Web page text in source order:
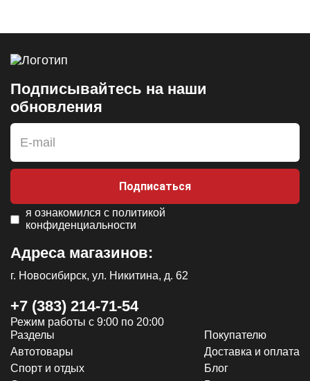
Подписывайтесь на наши
обновления
Подписаться
я ознакомился с политикой
конфиденциальности
+7 (383) 214-71-54
Режим работы с 9:00 по 20:00
Адреса магазинов:
г. Новосибирск, ул. Никитина, д. 62
Разделы
Автотовары
Спорт и отдых
Покупателю
Доставка и оплата
Блог